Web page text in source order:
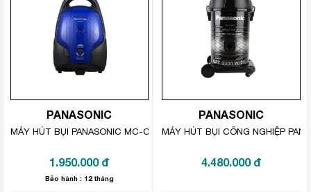
mốc…, khử mùi hiệu quả
PANASONIC
MÁY HÚT BỤI PANASONIC MC-CG371AN46
1.950.000 đ
Bảo hành : 12 tháng
PANASONIC
MÁY HÚT BỤI CÔNG NGHIỆP
4.480.000 đ